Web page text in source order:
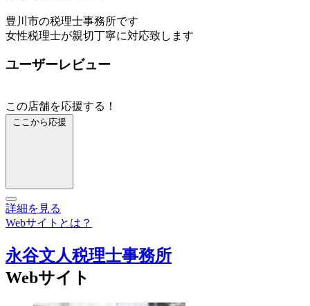
豊川市の税理士事務所です
女性税理士が親切丁寧に対応致します
ユーザーレビュー
この店舗を応援する！
ここから応援
詳細を見る
Webサイトとは？
永谷文人税理士事務所
Webサイト